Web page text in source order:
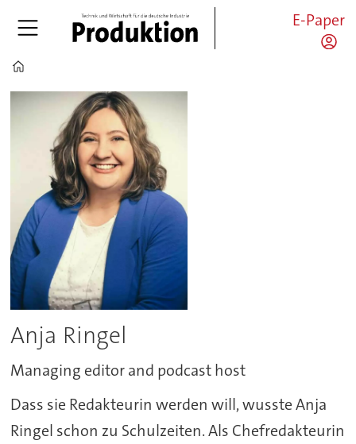
E-Paper
Anja
Ringel
pro
Anja Ringel
Managing editor and podcast host
Dass sie Redakteurin werden will, wusste Anja
Ringel schon zu Schulzeiten. Als Chefredakteurin